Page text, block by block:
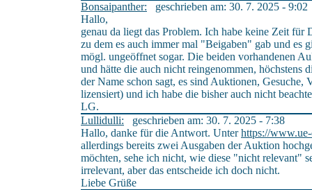
Bonsaipanther: geschrieben am: 30. 7. 2025 - 9:02
Hallo,
genau da liegt das Problem. Ich habe keine Zeit
zu dem es auch immer mal "Beigaben" gab und es
mögl. ungeöffnet sogar. Die beiden vorhandenen
und hätte die auch nicht reingenommen,
der Name schon sagt, es sind Auktionen,
lizensiert) und ich habe die bisher auch nicht
LG.
Lullidulli: geschrieben am: 30. 7. 2025 - 7:38
Hallo, danke für die Antwort. Unterhttps://
allerdings bereits zwei Ausgaben der Auktion
möchten, sehe ich nicht, wie diese "nicht relevant"
irrelevant, aber das entscheide ich doch nicht.
Liebe Grüße